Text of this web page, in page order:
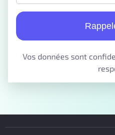
Vos données sont